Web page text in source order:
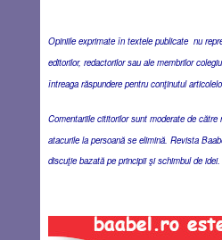
Opiniile exprimate în textele publicate nu
editorilor, redactorilor sau ale membrilor
întreaga răspundere pentru conţinutul
Comentariile cititorilor sunt moderate de către
atacurile la persoană se elimină. Revista
discuţie bazată pe principii şi schimbul de idei.